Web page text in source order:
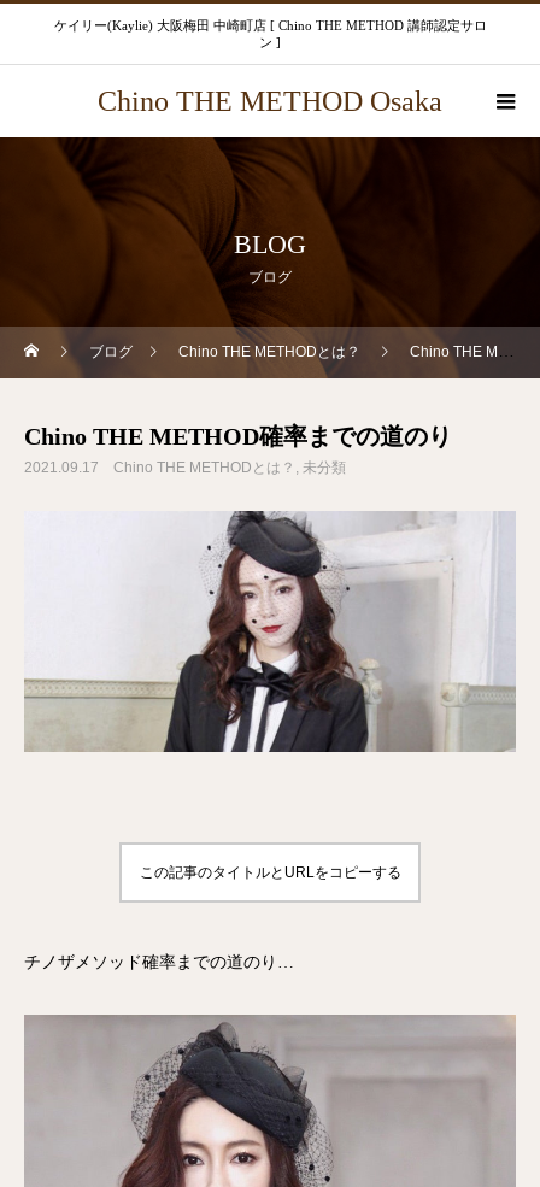
ケイリー(Kaylie) 大阪梅田 中崎町店 [ Chino THE METHOD 講師認定サロ
ン ]
Chino THE METHOD Osaka
BLOG
ブログ
ブログ Chino THE METHODとは？ Chino THE METHOD確率までの道のり
Chino THE METHOD確率までの道のり
2021.09.17 Chino THE METHODとは？ 未分類
この記事のタイトルとURLをコピーする
チノザメソッド確率までの道のり…